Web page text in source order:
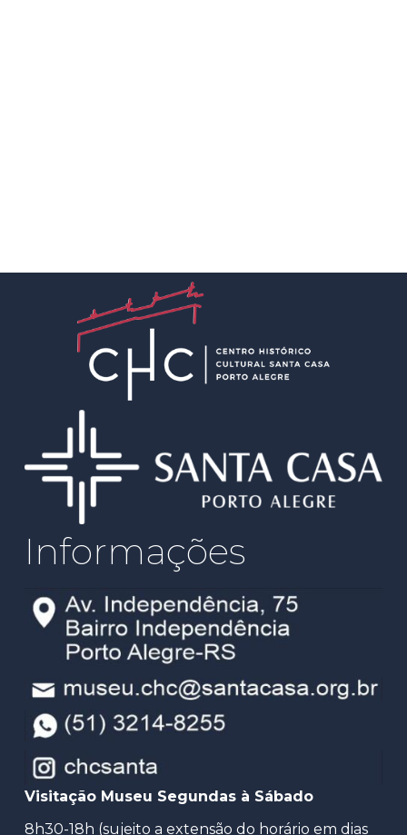
Informações
Visitação Museu Segundas à Sábado
8h30-18h (sujeito a extensão do horário em dias